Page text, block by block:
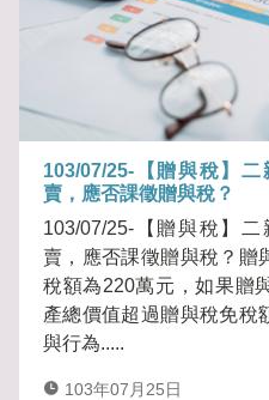
103/07/25-【贈與稅】
賣，應否課徵贈與稅？
103/07/25-【贈與稅】
賣，應否課徵贈與稅？贈
稅額為220萬元，如果贈
產總價值超過贈與稅免稅
與行為.....
103年07月25日